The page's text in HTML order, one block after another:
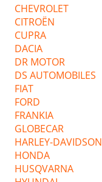
CHEVROLET
CITROËN
CUPRA
DACIA
DR MOTOR
DS AUTOMOBILES
FIAT
FORD
FRANKIA
GLOBECAR
HARLEY-DAVIDSON
HONDA
HUSQVARNA